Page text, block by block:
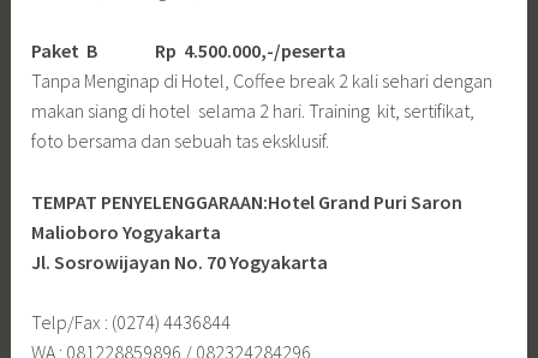
Paket B
Rp 4.500.000,-/peserta
Tanpa Menginap di Hotel, Coffee break 2 kali sehari dengan
makan siang di hotel selama 2 hari. Training kit, sertifikat,
foto bersama dan sebuah tas eksklusif.
TEMPAT PENYELENGGARAAN:Hotel Grand Puri Saron
Malioboro Yogyakarta
Jl. Sosrowijayan No. 70 Yogyakarta
Telp/Fax : (0274) 4436844
WA : 081228859896 / 082324284296